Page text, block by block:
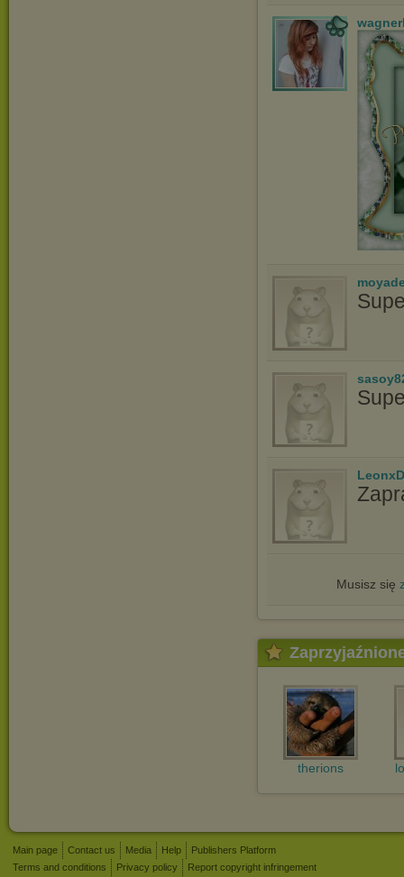
Musisz się
therions
Main page Contact us Media Help
Publishers Platform
Terms and conditions
Privacy policy Report copyright infringement